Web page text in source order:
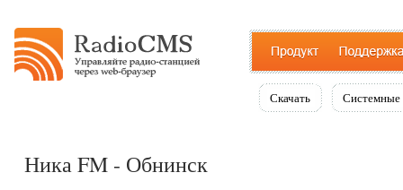
Скачать Системные
Ника FM - Обнинск